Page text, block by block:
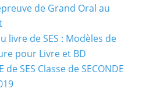
de Grand Oral au
livre de SES : Modèles de
pour Livre et BD
de SES Classe de SECONDE